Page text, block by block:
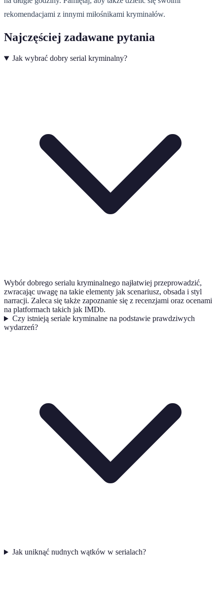
rekomendacjami z innymi miłośnikami kryminałów.
Najczęściej zadawane pytania
Jak wybrać dobry serial kryminalny?
Wybór dobrego serialu kryminalnego najłatwiej przeprowadzić,
zwracając uwagę na takie elementy jak scenariusz, obsada i styl
narracji. Zaleca się także zapoznanie się z recenzjami oraz ocenami
na platformach takich jak IMDb.
Czy istnieją seriale kryminalne na podstawie prawdziwych
wydarzeń?
Jak uniknąć nudnych wątków w serialach?